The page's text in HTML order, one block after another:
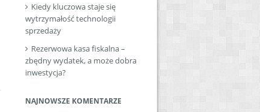
Kiedy kluczowa staje się
wytrzymałość technologii
sprzedaży
Rezerwowa kasa fiskalna –
zbędny wydatek, a może dobra
inwestycja?
NAJNOWSZE KOMENTARZE